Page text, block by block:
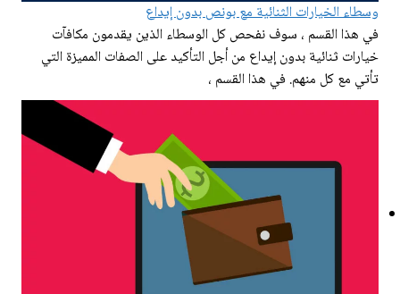
وسطاء الخيارات الثنائية مع بونص بدون إيداع
في هذا القسم ، سوف نفحص كل الوسطاء الذين يقدمون مكافآت
خيارات ثنائية بدون إيداع من أجل التأكيد على الصفات المميزة التي
تأتي مع كل منهم. في هذا القسم ،